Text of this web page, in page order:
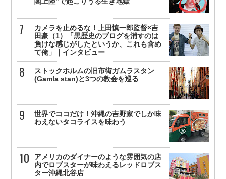
カメラを止めるな！上田慎一郎監督×吉
田豪（1）「黒歴史のブログを消すのは
負けな感じがしたというか、これも含め
て俺」｜インタビュー
ストックホルムの旧市街ガムラスタン
(Gamla stan)と3つの教会を巡る
世界でココだけ！沖縄の吉野家でしか味
わえないタコライスを味わう
アメリカのダイナーのような雰囲気の店
内でロブスターが味わえるレッドロブス
ター沖縄北谷店